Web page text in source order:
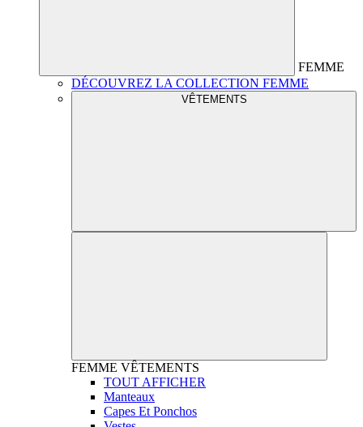
FEMME
DÉCOUVREZ LA COLLECTION FEMME
VÊTEMENTS
FEMME VÊTEMENTS
TOUT AFFICHER
Manteaux
Capes Et Ponchos